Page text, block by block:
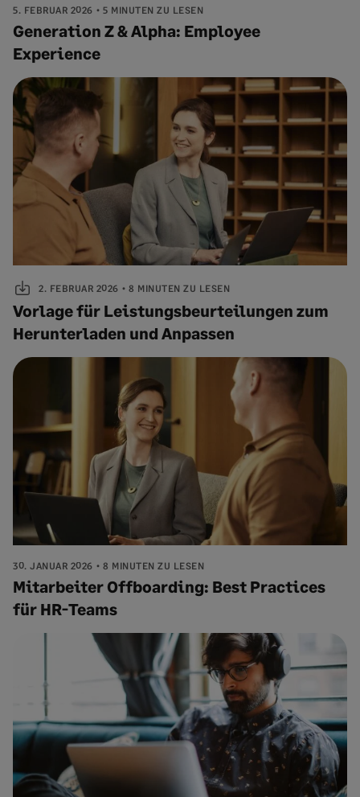
5. FEBRUAR 2026 5 MINUTEN ZU LESEN
Generation Z & Alpha: Employee
Experience
2. FEBRUAR 2026 8 MINUTEN ZU LESEN
Vorlage für Leistungsbeurteilungen zum
Herunterladen und Anpassen
30. JANUAR 2026 8 MINUTEN ZU LESEN
Mitarbeiter Offboarding: Best Practices
für HR-Teams